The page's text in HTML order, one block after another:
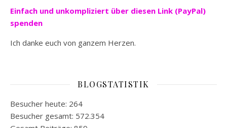
Einfach und unkompliziert über diesen Link (PayPal)
spenden
Ich danke euch von ganzem Herzen.
BLOGSTATISTIK
Besucher heute: 264
Besucher gesamt: 572.354